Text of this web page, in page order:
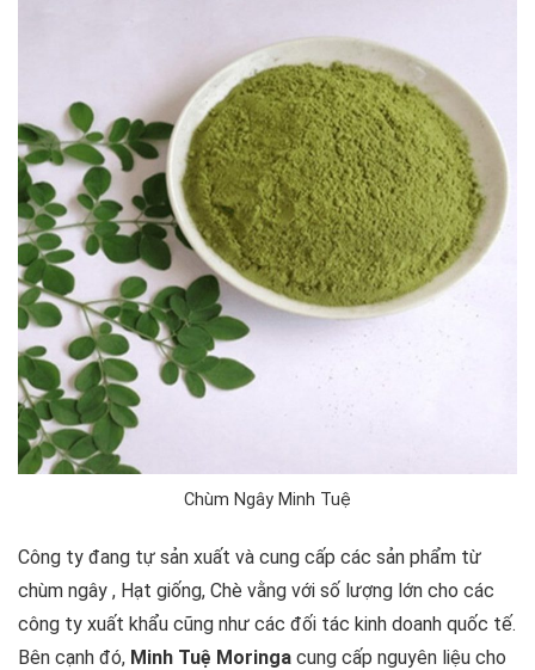
Chùm Ngây Minh Tuệ
Công ty đang tự sản xuất và cung cấp các sản phẩm từ
chùm ngây , Hạt giống, Chè vằng với số lượng lớn cho các
công ty xuất khẩu cũng như các đối tác kinh doanh quốc tế.
Bên cạnh đó, Minh Tuệ Moringa cung cấp nguyên liệu cho